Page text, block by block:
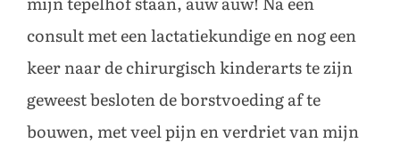
mijn tepelhof staan, auw auw! Na een
consult met een lactatiekundige en nog een
keer naar de chirurgisch kinderarts te zijn
geweest besloten de borstvoeding af te
bouwen, met veel pijn en verdriet van mijn